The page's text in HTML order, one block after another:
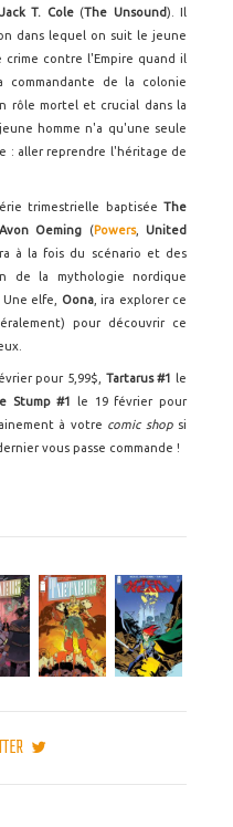
Jack T. Cole (The Unsound). Il
dans lequel on suit le jeune
crime contre l'Empire quand il
de la colonie
rôle mortel et crucial dans la
homme n'a qu'une seule
: aller reprendre l'héritage de
trimestrielle baptisée The
Oeming (Powers, United
à la fois du scénario et des
de la mythologie nordique
elfe, Oona, ira explorer ce
pour découvrir ce
pour 5,99$, Tartarus #1 le
Stump #1 le 19 février pour
à votre comic shop si
vous passe commande !